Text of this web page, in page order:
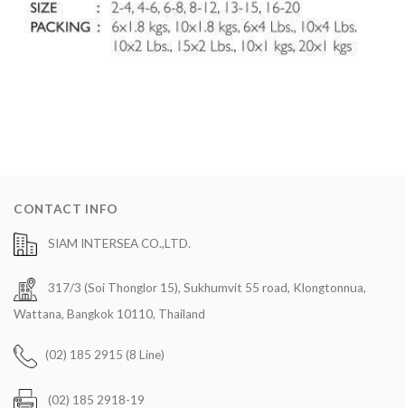
CONTACT INFO
SIAM INTERSEA CO.,LTD.
317/3 (Soi Thonglor 15), Sukhumvit 55 road, Klongtonnua,
Wattana, Bangkok 10110, Thailand
(02) 185 2915 (8 Line)
(02) 185 2918-19